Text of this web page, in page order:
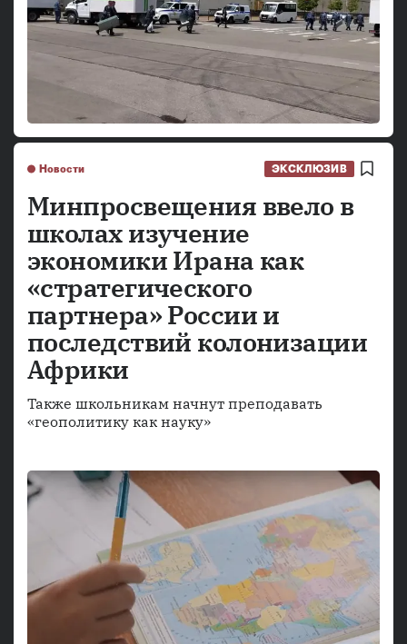
Новости ЭКСКЛЮЗИВ
Минпросвещения ввело в
школах изучение
экономики Ирана как
«стратегического
партнера» России и
последствий колонизации
Африки
Также школьникам начнут преподавать
«геополитику как науку»